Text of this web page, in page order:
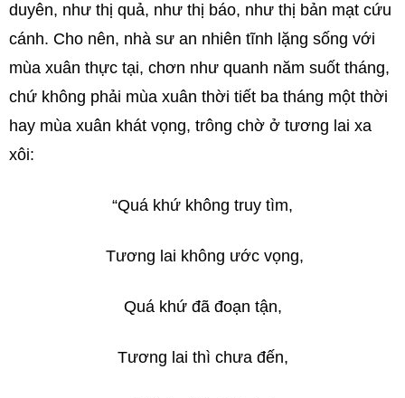
duyên, như thị quả, như thị báo, như thị bản mạt cứu
cánh. Cho nên, nhà sư an nhiên tĩnh lặng sống với
mùa xuân thực tại, chơn như quanh năm suốt tháng,
chứ không phải mùa xuân thời tiết ba tháng một thời
hay mùa xuân khát vọng, trông chờ ở tương lai xa
xôi:
“Quá khứ không truy tìm,
Tương lai không ước vọng,
Quá khứ đã đoạn tận,
Tương lai thì chưa đến,